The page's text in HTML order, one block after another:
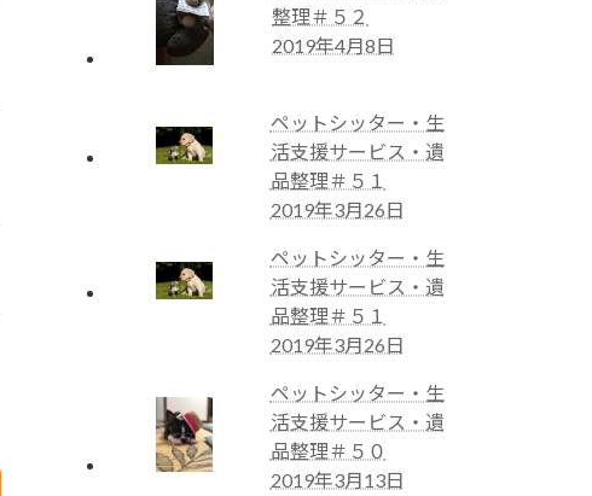
整理＃５２
2019年4月8日
ペットシッター・生
活支援サービス・遺
品整理＃５１
2019年3月26日
ペットシッター・生
活支援サービス・遺
品整理＃５１
2019年3月26日
ペットシッター・生
活支援サービス・遺
品整理＃５０
2019年3月13日